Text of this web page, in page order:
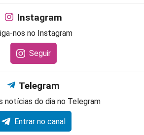
Instagram
nos no Instagram
Seguir
Telegram
notícias do dia no Telegram
Entrar no canal